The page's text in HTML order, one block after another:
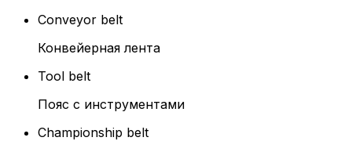
Conveyor belt
Конвейерная лента
Tool belt
Пояс с инструментами
Championship belt